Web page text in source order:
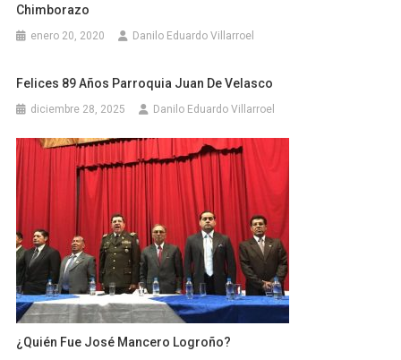
Chimborazo
enero 20, 2020 Danilo Eduardo Villarroel
Felices 89 Años Parroquia Juan De Velasco
diciembre 28, 2025 Danilo Eduardo Villarroel
¿Quién Fue José Mancero Logroño?